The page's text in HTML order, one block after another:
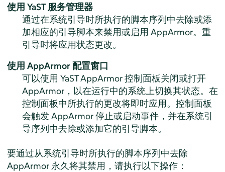
使用 YaST 服务管理器
通过在系统引导时所执行的脚本序列中去除或添
加相应的引导脚本来禁用或启用 AppArmor。重
引导时将应用状态更改。
使用 AppArmor配置窗口
可以使用 YaSTAppArmor控制面板关闭或打开
AppArmor，以在运行中的系统上切换其状态。在
控制面板中所执行的更改将即时应用。控制面板
会触发AppArmor停止或启动事件，并在系统引
导序列中去除或添加它的引导脚本。
要通过从系统引导时所执行的脚本序列中去除
AppArmor永久将其禁用，请执行以下操作：